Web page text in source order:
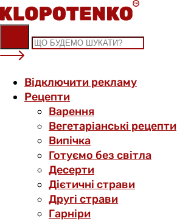
Skip
to
content
Відключити рекламу
Рецепти
Варення
Вегетаріанські рецепти
Випічка
Готуємо без світла
Десерти
Дієтичні страви
Другі страви
Гарніри